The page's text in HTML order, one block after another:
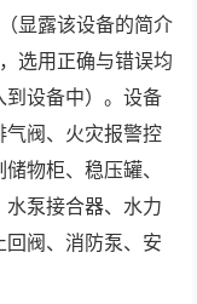
显露该设备的简介
选用正确与错误均
到设备中）。设备
气阀、火灾报警控
物柜、稳压罐、
泵接合器、水力
阀、消防泵、安